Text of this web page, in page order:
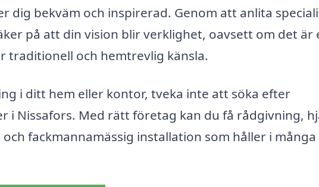
dig bekväm och inspirerad. Genom att anlita
på att din vision blir verklighet, oavsett om det är
traditionell och hemtrevlig känsla.
i ditt hem eller kontor, tveka inte att söka efter
i Nissafors. Med rätt företag kan du få rådgivning,
fackmannamässig installation som håller i